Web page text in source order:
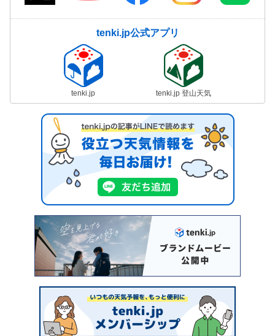
tenki.jp公式アプリ
tenki.jp tenki.jp 登山天気